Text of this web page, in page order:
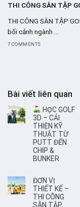
THI CÔNG SÂN TẬP
THI CÔNG SÂN TẬP
bối cảnh ngành ...
7 COMMENTS
Bài viết liên quan
HỌC GOLF
3D – CẢI
THIỆN KỸ
THUẬT TỪ
PUTT ĐẾN
CHIP &
BUNKER
ĐƠN VỊ
THIẾT KẾ –
THI CÔNG
SÂN TẬP